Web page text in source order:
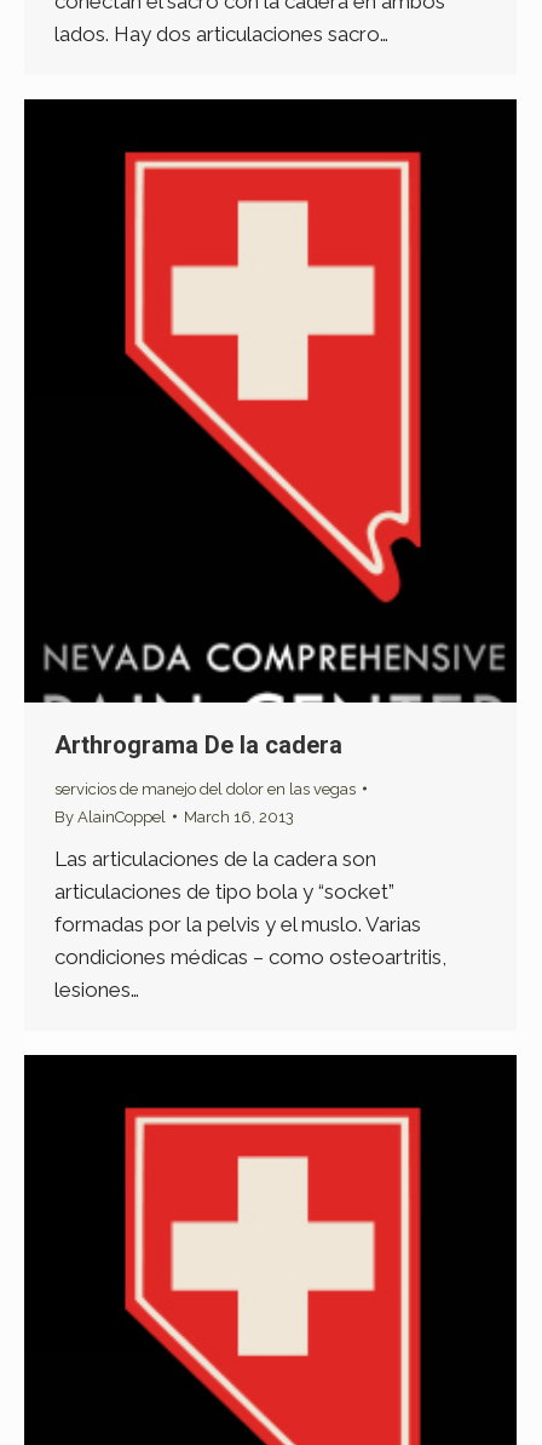
lados. Hay dos articulaciones sacro…
Arthrograma De la cadera
servicios de manejo del dolor en las vegas
By AlainCoppel March 16, 2013
Las articulaciones de la cadera son
articulaciones de tipo bola y “socket”
formadas por la pelvis y el muslo. Varias
condiciones médicas – como osteoartritis,
lesiones…